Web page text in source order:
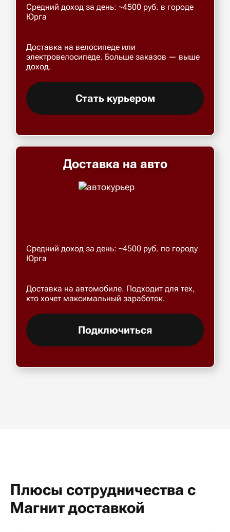
Средний доход за день: ~4500 руб. в городе
Юрга
Доставка на велосипеде или
электровелосипеде. Больше заказов — выше
доход.
Стать курьером
Доставка на авто
Средний доход за день: ~4500 руб. по городу
Юрга
Доставка на автомобиле. Подходит для тех,
кто хочет максимальный заработок.
Подключиться
Плюсы сотрудничества с
Магнит доставкой